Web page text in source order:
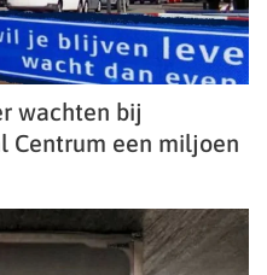
wachten bij
Centrum een miljoen